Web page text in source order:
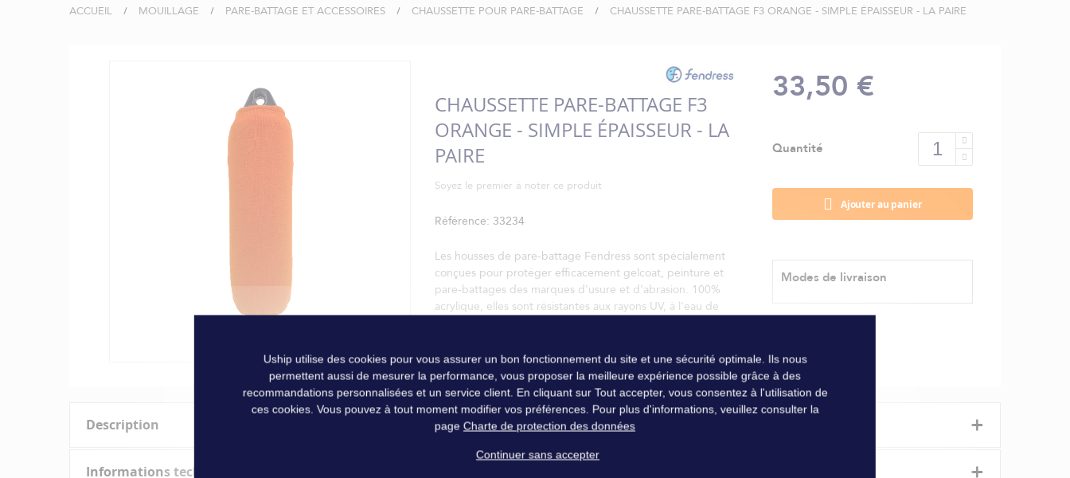
ACCUEIL MOUILLAGE PARE-BATTAGE ET ACCESSOIRES CHAUSSETTE POUR PARE-BATTAGE CHAUSSETTE PARE-BATTAGE F3 ORANGE - SIMPLE ÉPAISSEUR - LA PAIRE
beginning
CHAUSSETTE PARE-BATTAGE F3
ORANGE - SIMPLE ÉPAISSEUR - LA
PAIRE
Soyez le premier à noter ce produit
Référence 33234
Les housses de pare-battage Fendress sont spécialement
conçues pour protéger efficacement gelcoat, peinture et
pare-battages des marques d'usure et d'abrasion. 100%
acrylique, elles sont résistantes aux rayons UV, à l'eau de
33,50 €
Quantité
Ajouter au panier
Modes de livraison
Description +
Protégez votre bateau
efficacement avec les housses de pare-battage Fendress, conçues pour limiter l’usure liée aux frottements répétés contre les quais et les coques voisines.
Informations techniques +
Uship utilise des cookies pour vous assurer un bon fonctionnement du site et une sécurité optimale. Ils nous
permettent aussi de mesurer la performance, vous proposer la meilleure expérience possible grâce à des
recommandations personnalisées et un service client. En cliquant sur Tout accepter, vous consentez à l'utilisation de
ces cookies. Vous pouvez à tout moment modifier vos préférences. Pour plus d'informations, veuillez consulter la
page Charte de protection des données
Continuer sans accepter